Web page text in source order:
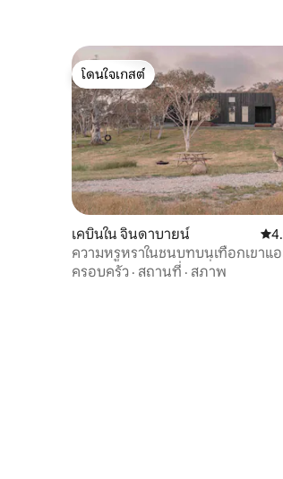
โดนใจเกสต์
โดนใจเกสต์
เคบินใน จินดาบายน์ คะ
ความหรูหราในชนบทบนเทือกเขาแ
เคบินสำหรับครอบครัวที่คุณกำหนดไ
ครอบครัว · สถานที่ · สภาพ